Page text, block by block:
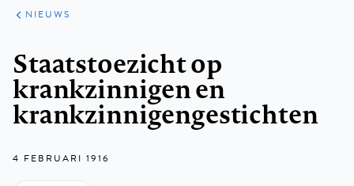
ARTIKELEN
HET
KORT
NIEUWS
Staatstoezicht op
krankzinnigen en
krankzinnigengestichten
4 FEBRUARI 1916